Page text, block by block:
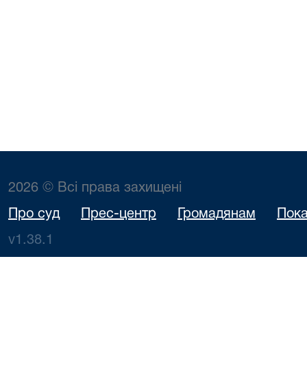
2026 © Всі права захищені
Про суд Прес-центр Громадянам
v1.38.1